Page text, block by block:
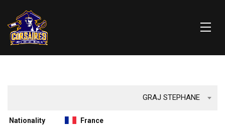
GRAJ STEPHANE
Nationality
France